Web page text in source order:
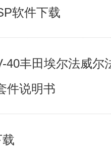
软件下载
40丰田埃尔法威尔
件说明书